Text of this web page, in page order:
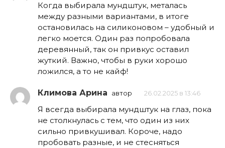
Когда выбирала мундштук, металась
между разными вариантами, в итоге
остановилась на силиконовом – удобный и
легко моется. Один раз попробовала
деревянный, так он привкус оставил
жуткий. Важно, чтобы в руки хорошо
ложился, а то не кайф!
Климова Арина автор 26.02.2025 в 13:46
Я всегда выбирала мундштук на глаз, пока
не столкнулась с тем, что один из них
сильно привкушивал. Короче, надо
пробовать разные, и не стесняться